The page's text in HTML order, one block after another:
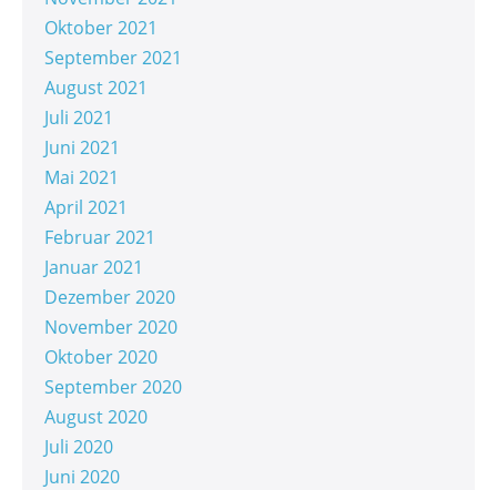
Oktober 2021
September 2021
August 2021
Juli 2021
Juni 2021
Mai 2021
April 2021
Februar 2021
Januar 2021
Dezember 2020
November 2020
Oktober 2020
September 2020
August 2020
Juli 2020
Juni 2020